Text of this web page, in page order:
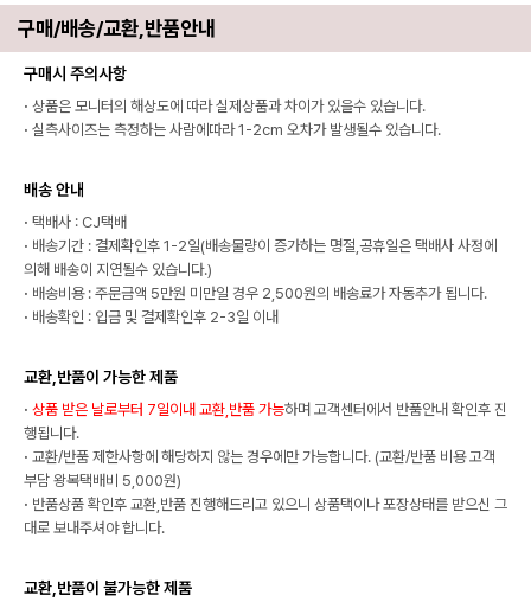
구매/배송/교환,반품안내
구매시 주의사항
· 상품은 모니터의 해상도에 따라 실제상품과 차이가 있을수 있습니다.
· 실측사이즈는 측정하는 사람에따라 1-2cm 오차가 발생될수 있습니다.
배송 안내
· 택배사 : CJ택배
· 배송기간 : 결제확인후 1-2일(배송물량이 증가하는 명절,공휴일은 택배사 사정에
의해 배송이 지연될수 있습니다.)
· 배송비용 : 주문금액 5만원 미만일 경우 2,500원의 배송료가 자동추가 됩니다.
· 배송확인 : 입금 및 결제확인후 2-3일 이내
교환,반품이 가능한 제품
· 상품 받은 날로부터 7일이내 교환,반품 가능하며 고객센터에서 반품안내 확인후 진
행됩니다.
· 교환/반품 제한사항에 해당하지 않는 경우에만 가능합니다. (교환/반품 비용 고객
부담 왕복택배비 5,000원)
· 반품상품 확인후 교환,반품 진행해드리고 있으니 상품택이나 포장상태를 받으신 그
대로 보내주셔야 합니다.
교환,반품이 불가능한 제품